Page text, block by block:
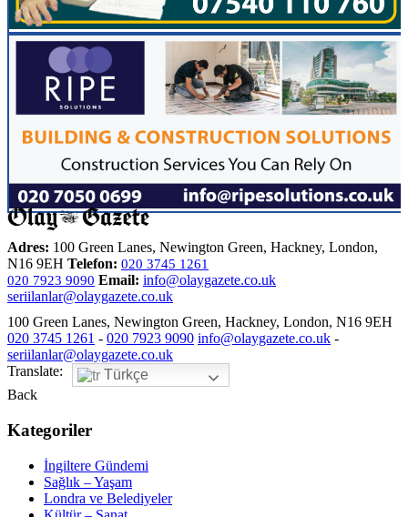
Adres: 100 Green Lanes, Newington Green, Hackney, London,
N16 9EH Telefon: 020 3745 1261
020 7923 9090 Email: info@olaygazete.co.uk
seriilanlar@olaygazete.co.uk
100 Green Lanes, Newington Green, Hackney, London, N16 9EH
020 3745 1261 - 020 7923 9090 info@olaygazete.co.uk -
seriilanlar@olaygazete.co.uk
Translate:
Türkçe
Back
Kategoriler
İngiltere Gündemi
Sağlık – Yaşam
Londra ve Belediyeler